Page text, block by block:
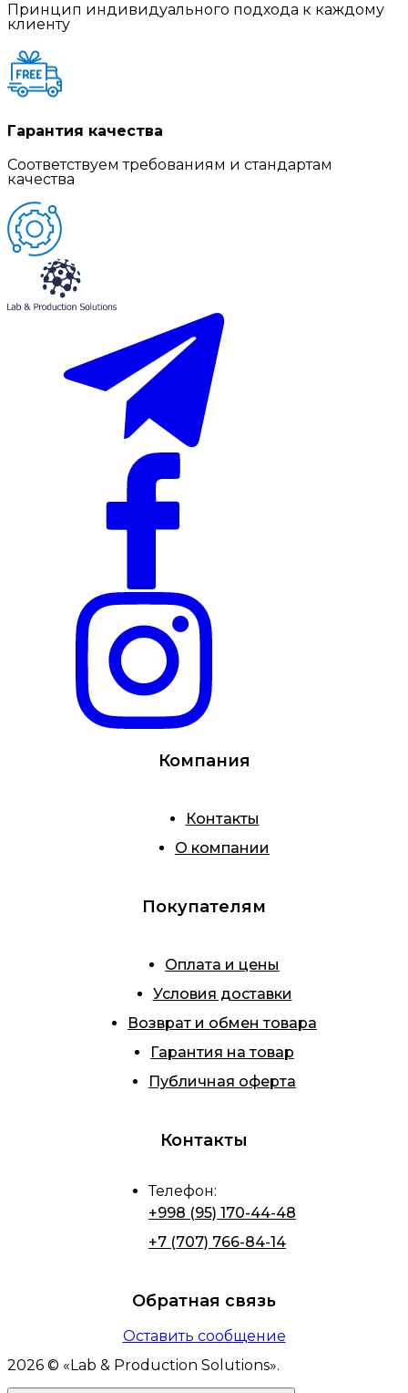
Принцип индивидуального подхода к каждому
клиенту
Гарантия качества
Соответствуем требованиям и стандартам
качества
Компания
Контакты
О компании
Покупателям
Оплата и цены
Условия доставки
Возврат и обмен товара
Гарантия на товар
Публичная оферта
Контакты
Телефон:
+998 (95) 170-44-48
+7 (707) 766-84-14
Обратная связь
Оставить сообщение
2026 © « Lab & Production Solutions».